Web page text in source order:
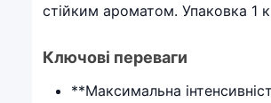
стійким ароматом. Упаковка 1
Ключові переваги
**Максимальна